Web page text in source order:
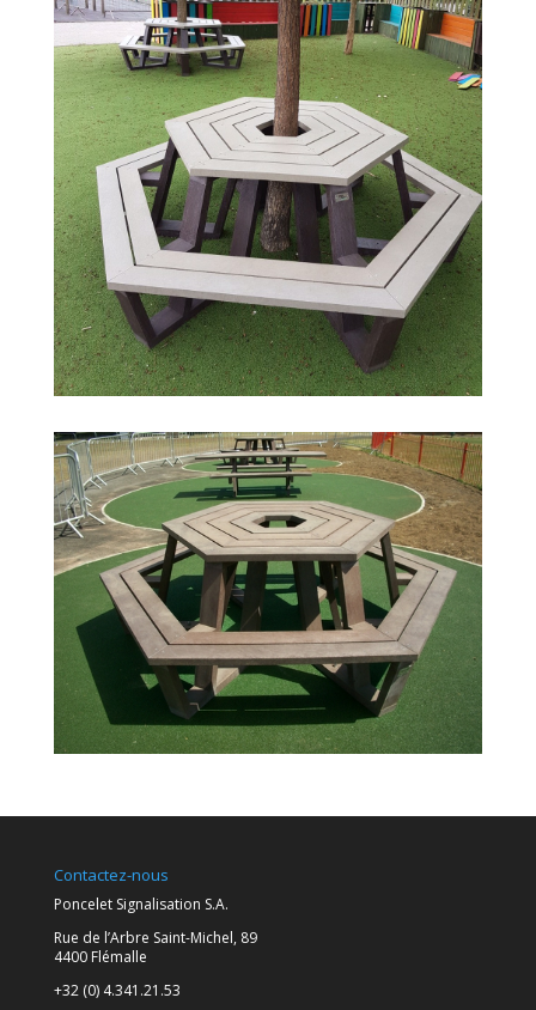
Contactez-nous
Poncelet Signalisation S.A.
Rue de l’Arbre Saint-Michel, 89
4400 Flémalle
+32 (0) 4.341.21.53